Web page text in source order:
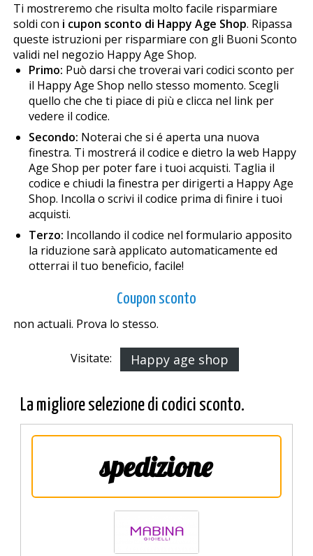
Ti mostreremo che risulta molto facile risparmiare
soldi con i cupon sconto di Happy Age Shop. Ripassa
queste istruzioni per risparmiare con gli Buoni Sconto
validi nel negozio Happy Age Shop.
Primo: Può darsi che troverai vari codici sconto per
il Happy Age Shop nello stesso momento. Scegli
quello che che ti piace di più e clicca nel link per
vedere il codice.
Secondo: Noterai che si é aperta una nuova
finestra. Ti mostrerá il codice e dietro la web Happy
Age Shop per poter fare i tuoi acquisti. Taglia il
codice e chiudi la finestra per dirigerti a Happy Age
Shop. Incolla o scrivi il codice prima di finire i tuoi
acquisti.
Terzo: Incollando il codice nel formulario apposito
la riduzione sarà applicato automaticamente ed
otterrai il tuo beneficio, facile!
Coupon sconto
non actuali. Prova lo stesso.
Visitate: Happy age shop
La migliore selezione di codici sconto.
spedizione